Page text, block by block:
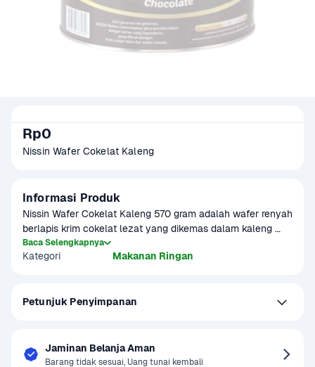
Rp0
Nissin Wafer Cokelat Kaleng
Informasi Produk
Nissin Wafer Cokelat Kaleng 570 gram adalah wafer renyah
berlapis krim cokelat lezat yang dikemas dalam kaleng
elegan. Cocok untuk camilan keluarga, sajian tamu, atau
hantaran spesial. Teksturnya ringan dengan rasa manis
Baca Selengkapnya
Kategori Makanan Ringan
Petunjuk Penyimpanan
Jaminan Belanja Aman
Barang tidak sesuai, Uang tunai kembali